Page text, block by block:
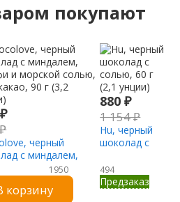
покупают
₽
₽
черный
с миндалем,
и морской солью,
90 г (3,2
1950
корзину
880₽
1 154₽
Hu, черный
шоколад с
(2,1 унции)
494
Предзаказ